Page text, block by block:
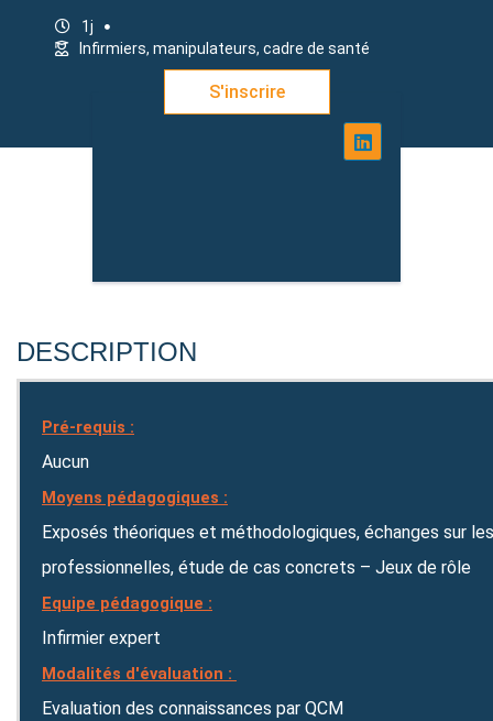
1j
Infirmiers, manipulateurs, cadre de santé
S'inscrire
DESCRIPTION
Pré-requis :
Aucun
Moyens pédagogiques :
Exposés théoriques et méthodologiques, échanges sur
professionnelles, étude de cas concrets – Jeux de rôle
Equipe pédagogique :
Infirmier expert
Modalités d'évaluation :
Evaluation des connaissances par QCM